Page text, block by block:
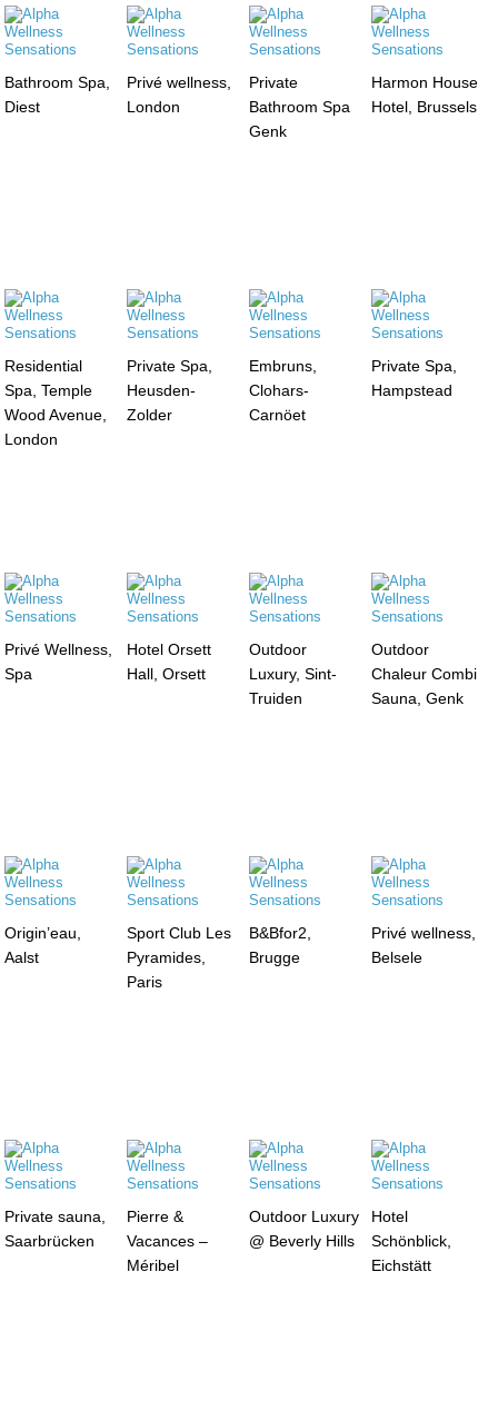
Bathroom Spa,
Diest
Privé wellness,
London
Private
Bathroom Spa
Genk
Harmon House
Hotel, Brussels
Residential
Spa, Temple
Wood Avenue,
London
Private Spa,
Heusden-
Zolder
Embruns,
Clohars-
Carnöet
Private Spa,
Hampstead
Privé Wellness,
Spa
Hotel Orsett
Hall, Orsett
Outdoor
Luxury, Sint-
Truiden
Outdoor
Chaleur Combi
Sauna, Genk
Origin’eau,
Aalst
Sport Club Les
Pyramides,
Paris
B&Bfor2,
Brugge
Privé wellness,
Belsele
Private sauna,
Saarbrücken
Pierre &
Vacances –
Méribel
Outdoor Luxury
@ Beverly Hills
Hotel
Schönblick,
Eichstätt